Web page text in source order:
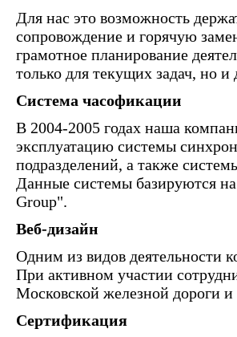
Для нас это возможность
сопровождение и горячую
грамотное планирование
только для текущих задач, но
Система часофикации
В 2004-2005 годах наша
эксплуатацию системы
подразделений, а также
Данные системы базируются
Group".
Веб-дизайн
Одним из видов деятельности
При активном участии
Московской железной дороги
Сертификация